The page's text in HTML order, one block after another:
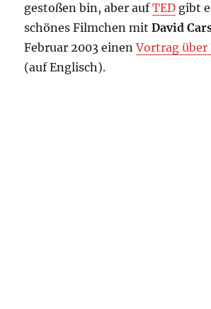
gestoßen bin, aber aufTED gibt
schönes Filmchen mitDavid
Februar 2003 einenVortrag über
(auf Englisch).